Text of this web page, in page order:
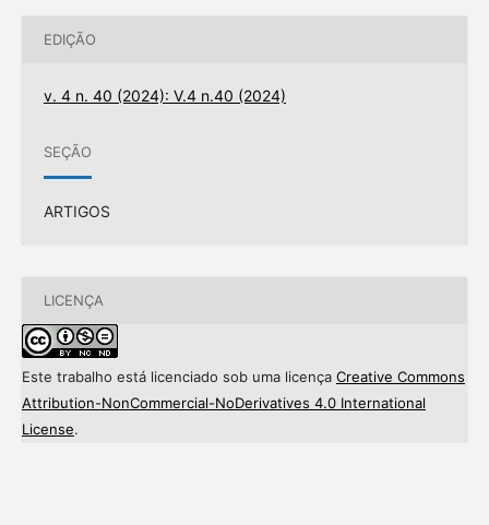
EDIÇÃO
v. 4 n. 40 (2024): V.4 n.40 (2024)
SEÇÃO
ARTIGOS
LICENÇA
Este trabalho está licenciado sob uma licença Creative Commons
Attribution-NonCommercial-NoDerivatives 4.0 International
License.